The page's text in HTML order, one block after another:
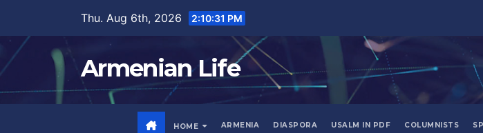
content
Thu. Aug 6th, 2026 2:10:33 PM
Armenian Life
HOME ARMENIA DIASPORA USALM IN PDF COLUMNISTS